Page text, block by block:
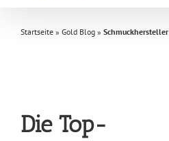
Startseite » Gold Blog » Schmuckhersteller
Die Top-